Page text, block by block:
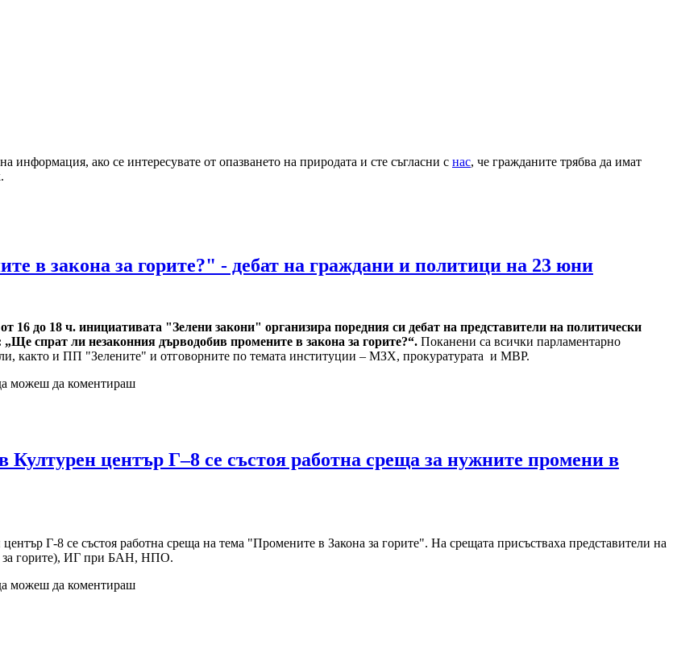
ако се интересувате от опазването на природата и сте съгласни с нас, че гражданите трябва да имат
в закона за горите?" - дебат на граждани и политици на 23 юни
16 до 18 ч. инициативата "Зелени закони" oрганизира поредния си дебат на представители на политически
спрат ли незаконния дърводобив промените в закона за горите?“. Поканени са всички парламентарно
както и ПП "Зелените" и отговорните по темата институции – МЗХ, прокуратурата и МВР.
можеш да коментираш
Културен център Г–8 се състоя работна среща за нужните промени в
Г-8 се състоя работна среща на тема "Промените в Закона за горите". На срещата присъстваха представители на
за горите), ИГ при БАН, НПО.
можеш да коментираш